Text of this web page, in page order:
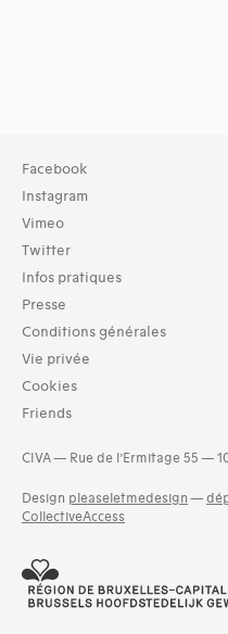
Facebook
Instagram
Vimeo
Twitter
Infos pratiques
Presse
Conditions générales
Vie privée
Cookies
Friends
CIVA — Rue de l’Ermitage 55 —
Design pleaseletmedesign —
CollectiveAccess